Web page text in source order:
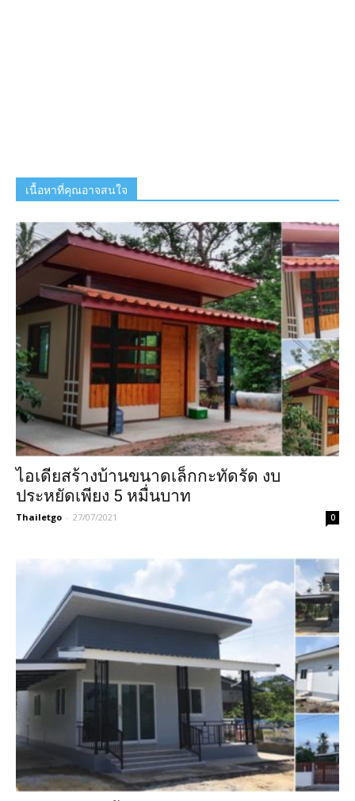
เนื้อหาที่คุณอาจสนใจ
ไอเดียสร้างบ้านขนาดเล็กกะทัดรัด งบ
ประหยัดเพียง 5 หมื่นบาท
Thailetgo - 27/07/2021 0